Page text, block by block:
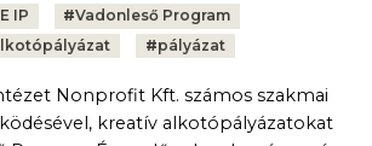
IP #Vadonleső Program
#pályázat
Nonprofit Kft. számos szakmai
kreatív alkotópályázatokat